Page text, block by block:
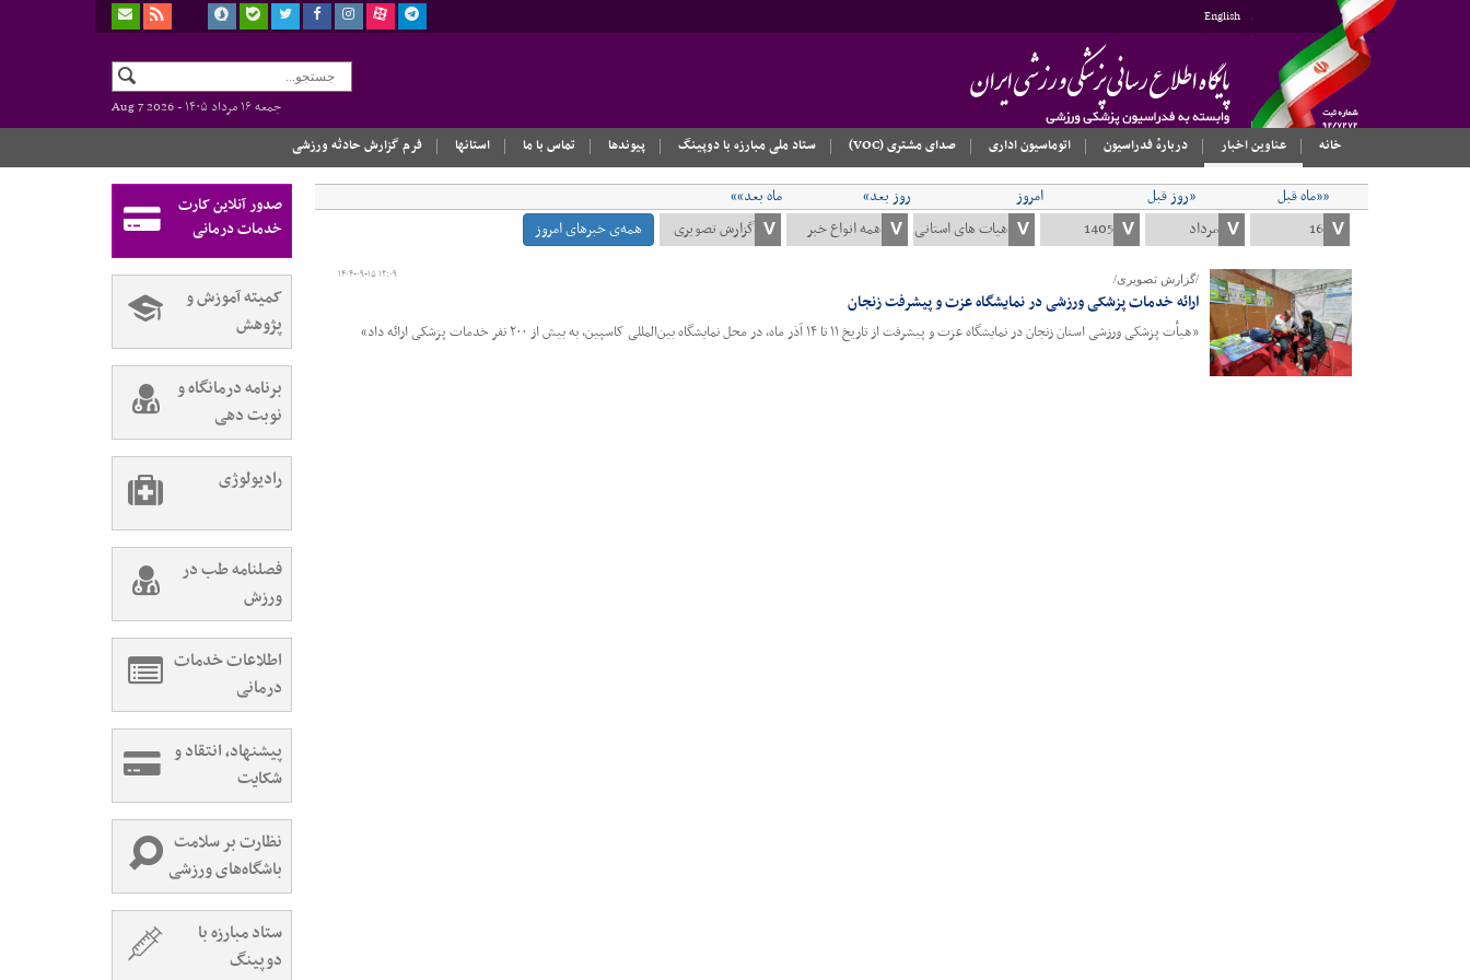
English
جمعه ۱۶ مرداد ۱۴۰۵ -
Aug 7 2026
خانه
عناوین اخبار دربارهٔ فدراسیون اتوماسیون اداری صدای مشتری (VOC) ستاد ملی مبارزه با دوپینگ پیوندها تماس با ما استانها فرم گزارش حادثه ورزشی
««ماه قبل «روز قبل امروز روز بعد»
ماه بعد»»
همه‌ی خبرهای امروز
۱۴۰۴-۰۹-۱۵ ۱۲:۰۹ /گزارش تصویری/
ارائه خدمات پزشکی ورزشی در نمایشگاه عزت و پیشرفت زنجان
«هیأت پزشکی ورزشی استان زنجان در نمایشگاه عزت و پیشرفت از تاریخ ۱۱ تا ۱۴ آذر ماه، در محل نمایشگاه بین‌المللی کاسپین، به بیش از ۲۰۰ نفر خدمات پزشکی ارائه داد»
صدور آنلاین کارت
خدمات درمانی
کمیته آموزش و
پژوهش
برنامه درمانگاه و
نوبت دهی
رادیولوژی
فصلنامه طب در
ورزش
اطلاعات خدمات
درمانی
پیشنهاد، انتقاد و
شکایت
نظارت بر سلامت
باشگاه‌های ورزشی
ستاد مبارزه با
دوپینگ